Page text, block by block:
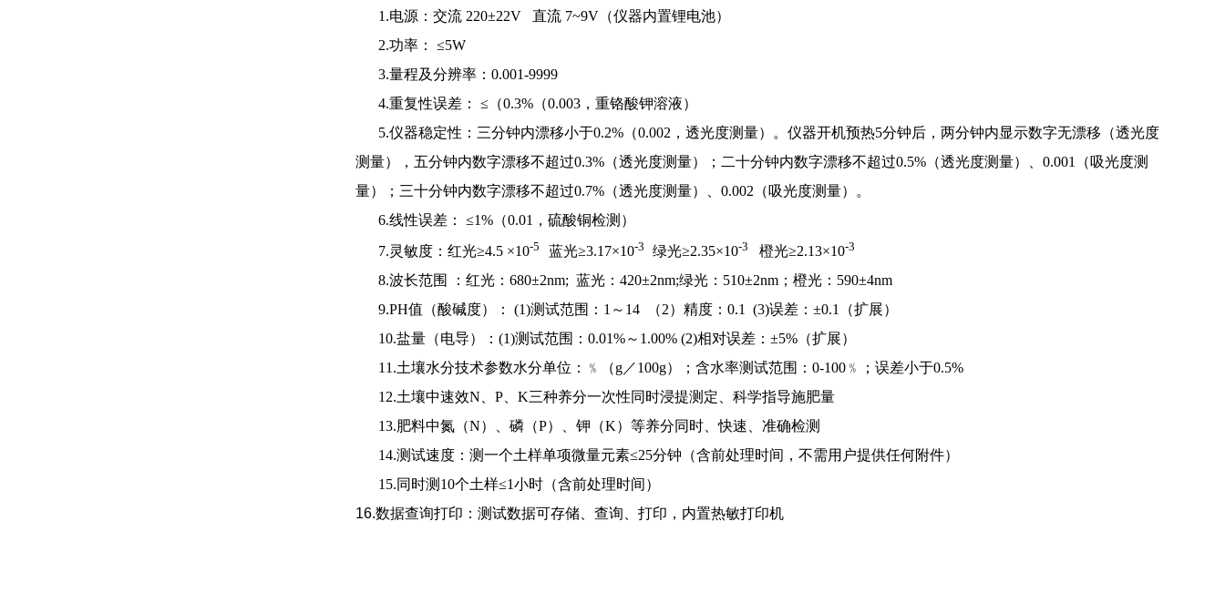
1.电源：交流 220±22V 直流 7~9V （仪器内置锂电池）
2.功率： ≤5W
3.量程及分辨率： 0.001-9999
4.重复性误差： ≤（0.3% （0.003 ，重铬酸钾溶液）
5.仪器稳定性：三分钟内漂移小于0.2% （0.002 ，透光度测量）。仪器开机预热5分钟后，两分钟内显示数字无漂移（透光度
测量），五分钟内数字漂移不超过0.3% （透光度测量）；二十分钟内数字漂移不超过0.5% （透光度测量）、 0.001
（吸光度测
量）；三十分钟内数字漂移不超过0.7% （透光度测量）、 0.002 （吸光度测量）。
6.线性误差： ≤1% （0.01 ，硫酸铜检测）
7.灵敏度：红光≥4.5 ×10-5 蓝光≥3.17×10-3 绿光≥2.35×10-3 橙光≥2.13×10-3
8.波长范围 ：红光： 680±2nm; 蓝光： 420±2nm;绿光： 510±2nm ；橙光： 590±4nm
9.PH值（酸碱度）： (1)测试范围： 1 ～ 14 （2）精度： 0.1 (3)误差：±0.1
（扩展）
10.盐量（电导）： (1)测试范围： 0.01%～ 1.00% (2)相对误差：±5% （扩展）
11.土壤水分技术参数水分单位：﹪（g／100g）；含水率测试范围： 0-100 ﹪；误差小于0.5%
12.土壤中速效N P K三种养分一次性同时浸提测定、科学指导施肥量
13.肥料中氮（N）、磷（P）、钾（K）等养分同时、快速、准确检测
14.测试速度：测一个土样单项微量元素≤25分钟（含前处理时间，不需用户提供任何附件）
15.同时测 10个土样≤1小时（含前处理时间）
16.数据查询打印：测试数据可存储、查询、打印，内置热敏打印机